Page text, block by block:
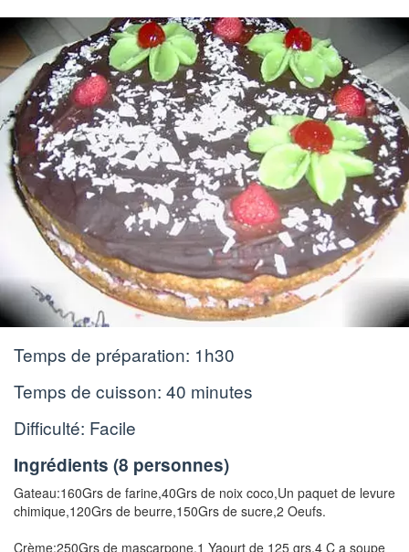
Temps de préparation: 1h30
Temps de cuisson: 40 minutes
Difficulté: Facile
Ingrédients (8 personnes)
Gateau:160Grs de farine,40Grs de noix coco,Un paquet de levure
chimique,120Grs de beurre,150Grs de sucre,2 Oeufs.
Crème:250Grs de mascarpone,1 Yaourt de 125 grs,4 C a soupe